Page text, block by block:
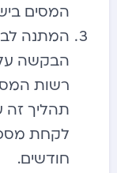
המסים
המתנה
הבקשה על
רשות
תהליך זה
לקחת
חודשים.